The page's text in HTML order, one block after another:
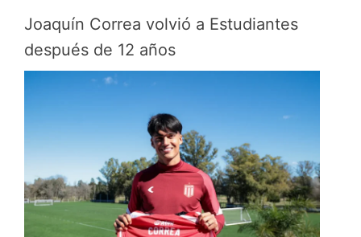
Joaquín Correa volvió a Estudiantes
después de 12 años